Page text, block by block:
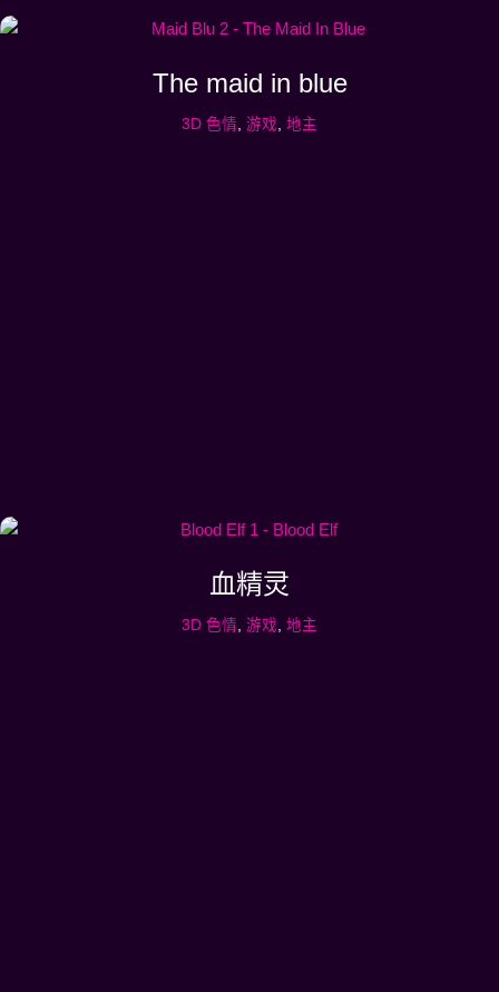
The maid in blue
3D 色情 游戏 地主
血精灵
3D 色情 游戏 地主